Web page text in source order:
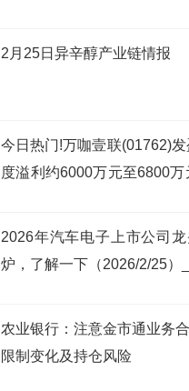
2月25日异辛醇产业链情报
今日热门!万咖壹联(01762)
度溢利约6000万元至6800万
2026年汽车电子上市公司
炉，了解一下（2026/2/25）
农业银行：注意金市通业务
限制变化及持仓风险